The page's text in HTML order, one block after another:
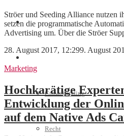
Videos
Crowdfunding
Recht
Ströer und Seeding Alliance nutzen
setzen die programmatische
Advertising um. Über die Ströer
28. August 2017, 12:299. August
Marketing
Hochkarätige
Entwicklung der
auf dem Native Ads